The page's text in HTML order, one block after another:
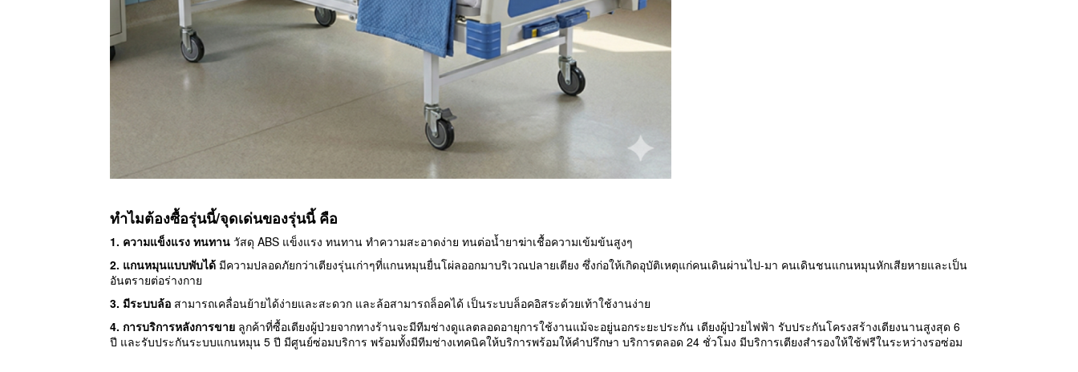
ทำไมต้องซื้อรุ่นนี้/จุดเด่นของรุ่นนี้ คือ
1. ความแข็งแรง ทนทาน วัสดุ ABS แข็งแรง ทนทาน ทำความสะอาดง่าย ทนต่อน้ำยาฆ่าเชื้อความเข้มข้นสูงๆ
2. แกนหมุนแบบพับได้ มีความปลอดภัยกว่าเตียงรุ่นเก่าๆที่แกนหมุนยื่นโผ่ลออกมาบริเวณปลายเตียง ซึ่งก่อให้เกิดอุบัติเหตุแก่คนเดินผ่านไป-มา คนเดินชนแกนหมุนหักเสียหายและเป็น
อันตรายต่อร่างกาย
3. มีระบบล้อ สามารถเคลื่อนย้ายได้ง่ายและสะดวก และล้อสามารถล็อคได้ เป็นระบบล็อคอิสระด้วยเท้าใช้งานง่าย
4. การบริการหลังการขาย ลูกค้าที่ซื้อเตียงผู้ป่วยจากทางร้านจะมีทีมช่างดูแลตลอดอายุการใช้งานแม้จะอยู่นอกระยะประกัน เตียงผู้ป่วยไฟฟ้า รับประกันโครงสร้างเตียงนานสูงสุด 6
ปี และรับประกันระบบแกนหมุน 5 ปี มีศูนย์ซ่อมบริการ พร้อมทั้งมีทีมช่างเทคนิคให้บริการพร้อมให้คำปรึกษา บริการตลอด 24 ชั่วโมง มีบริการเตียงสำรองให้ใช้ฟรีในระหว่างรอซ่อม